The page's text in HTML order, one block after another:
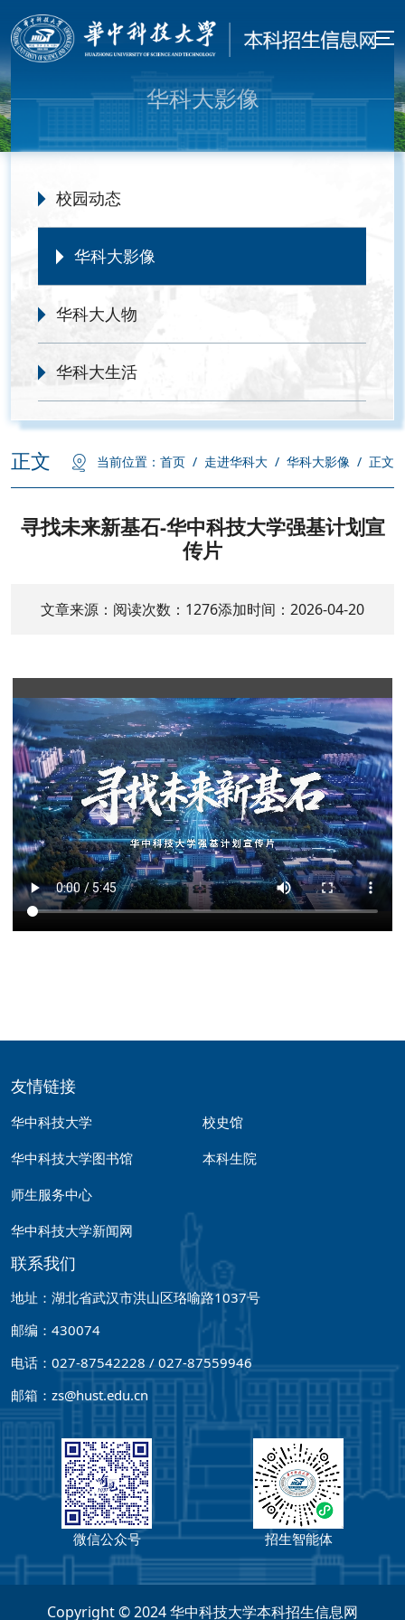
华科大影像
校园动态
华科大影像
华科大人物
华科大生活
正文 当前位置： 首页 / 走进华科大 / 华科大影像 / 正文
寻找未来新基石-华中科技大学强基计划宣
传片
文章来源： 阅读次数： 1276添加时间：2026-04-20
友情链接
华中科技大学
华中科技大学图书馆
师生服务中心
华中科技大学新闻网
校史馆
本科生院
联系我们
地址：湖北省武汉市洪山区珞喻路1037号
邮编：430074
电话：027-87542228 / 027-87559946
邮箱：zs@hust.edu.cn
微信公众号 招生智能体
Copyright © 2024 华中科技大学本科招生信息网